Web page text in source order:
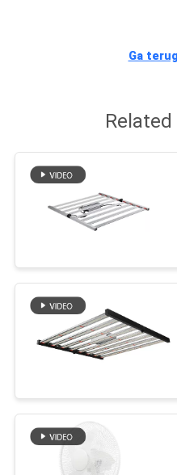
LINE
SITEMAP
POLICY
Ga